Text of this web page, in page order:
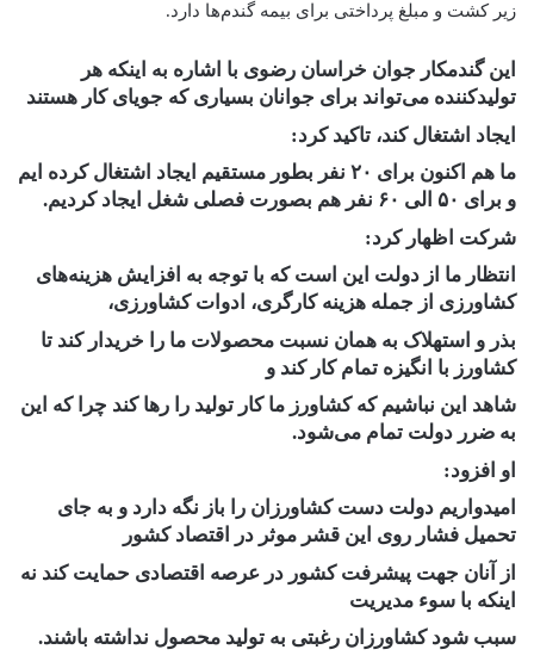
زیر کشت و مبلغ پرداختی برای بیمه گندم‌ها دارد.
این گندمکار جوان خراسان رضوی با اشاره به اینکه هر
تولیدکننده می‌تواند برای جوانان بسیاری که جویای کار هستند
ایجاد اشتغال کند، تاکید کرد:
ما هم اکنون برای ۲۰ نفر بطور مستقیم ایجاد اشتغال کرده ایم
و برای ۵۰ الی ۶۰ نفر هم بصورت فصلی شغل ایجاد کردیم.
شرکت اظهار کرد:
انتظار ما از دولت این است که با توجه به افزایش هزینه‌های
کشاورزی از جمله هزینه کارگری، ادوات کشاورزی،
بذر و استهلاک به همان نسبت محصولات ما را خریدار کند تا
کشاورز با انگیزه تمام کار کند و
شاهد این نباشیم که کشاورز ما کار تولید را رها کند چرا که این
به ضرر دولت تمام می‌شود.
او افزود:
امیدواریم دولت دست کشاورزان را باز نگه دارد و به جای
تحمیل فشار روی این قشر موثر در اقتصاد کشور
از آنان جهت پیشرفت کشور در عرصه اقتصادی حمایت کند نه
اینکه با سوء مدیریت
سبب شود کشاورزان رغبتی به تولید محصول نداشته باشند.